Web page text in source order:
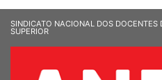
SINDICATO NACIONAL DOS DOCENTES
SUPERIOR